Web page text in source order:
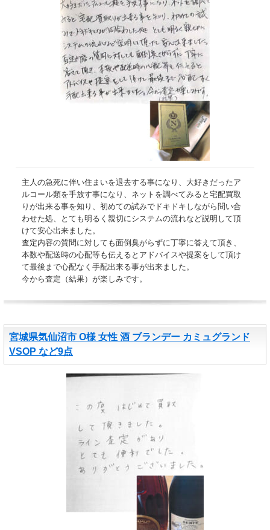
主人の急死に伴い住まいを退去する事になり、大好きだったア
ルコール類を手放す事になり、ネットを調べてみると宅配買取
りが出来る事を知り、初めての試みでドキドキしながら問い合
わせた処、とても明るく親切にシステムの流れなど説明して頂
けて安心出来ました。
査定内容の質問に対しても面倒臭がらずに丁寧に答えて頂き、
本数や配送時の心配等も伝えるとアドバイスや提案をして頂け
て最後まで心配なく手配出来る事が出来ました。
今から査定（結果）が楽しみです。
宮城県気仙沼市 O様 女性 酒 ブランデー カミュグランド
VSOP など9点